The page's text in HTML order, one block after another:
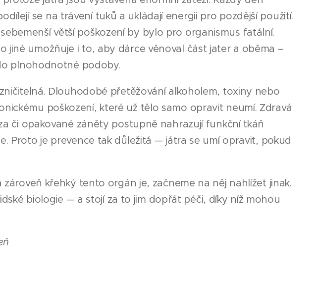
se na trávení tuků a ukládají energii pro pozdější použití.
větší poškození by bylo pro organismus fatální.
jiné umožňuje i to, aby dárce věnoval část jater a oběma –
plnohodnotné podoby.
Dlouhodobé přetěžování alkoholem, toxiny nebo
poškození, které už tělo samo opravit neumí. Zdravá
či opakované záněty postupně nahrazují funkční tkáň
Proto je prevence tak důležitá — játra se umí opravit, pokud
křehký tento orgán je, začneme na něj nahlížet jinak.
biologie — a stojí za to jim dopřát péči, díky níž mohou